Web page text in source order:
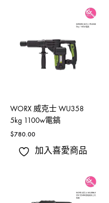
WORX 威克士 WU358
5kg 1100w電鎬
$780.00
加入喜愛商品